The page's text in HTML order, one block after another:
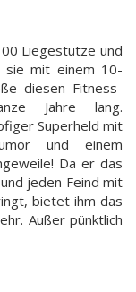
Liegestütze und
sie mit einem 10-
diesen Fitness-
Jahre lang.
Superheld mit
und einem
Da er das
jeden Feind mit
bietet ihm das
Außer pünktlich